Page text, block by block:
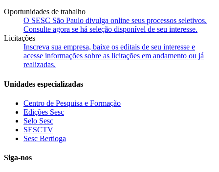
Oportunidades de trabalho
O SESC São Paulo divulga online seus processos seletivos.
Consulte agora se há seleção disponível de seu interesse.
Licitações
Inscreva sua empresa, baixe os editais de seu interesse e
acesse informações sobre as licitações em andamento ou já
realizadas.
Unidades especializadas
Centro de Pesquisa e Formação
Edições Sesc
Selo Sesc
SESCTV
Sesc Bertioga
Siga-nos